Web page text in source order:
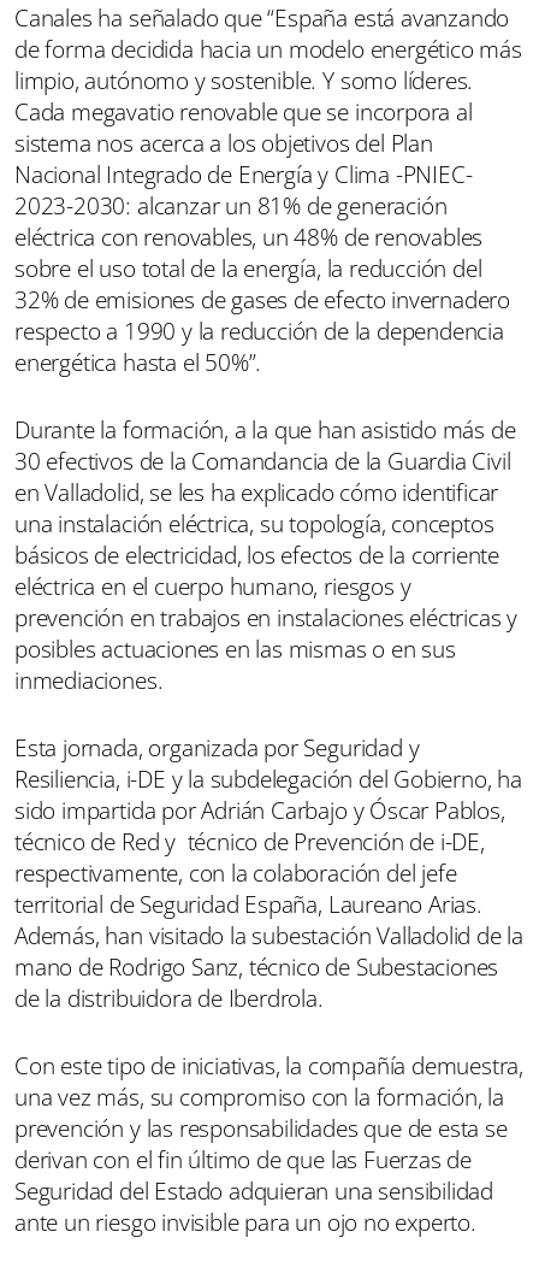
Canales ha señalado que “España está avanzando
de forma decidida hacia un modelo energético más
limpio, autónomo y sostenible. Y somo líderes.
Cada megavatio renovable que se incorpora al
sistema nos acerca a los objetivos del Plan
Nacional Integrado de Energía y Clima -PNIEC-
2023-2030: alcanzar un 81% de generación
eléctrica con renovables, un 48% de renovables
sobre el uso total de la energía, la reducción del
32% de emisiones de gases de efecto invernadero
respecto a 1990 y la reducción de la dependencia
energética hasta el 50%”.
Durante la formación, a la que han asistido más de
30 efectivos de la Comandancia de la Guardia Civil
en Valladolid, se les ha explicado cómo identificar
una instalación eléctrica, su topología, conceptos
básicos de electricidad, los efectos de la corriente
eléctrica en el cuerpo humano, riesgos y
prevención en trabajos en instalaciones eléctricas y
posibles actuaciones en las mismas o en sus
inmediaciones.
Esta jornada, organizada por Seguridad y
Resiliencia, i-DE y la subdelegación del Gobierno, ha
sido impartida por Adrián Carbajo y Óscar Pablos,
técnico de Red y técnico de Prevención de i-DE,
respectivamente, con la colaboración del jefe
territorial de Seguridad España, Laureano Arias.
Además, han visitado la subestación Valladolid de la
mano de Rodrigo Sanz, técnico de Subestaciones
de la distribuidora de Iberdrola.
Con este tipo de iniciativas, la compañía demuestra,
una vez más, su compromiso con la formación, la
prevención y las responsabilidades que de esta se
derivan con el fin último de que las Fuerzas de
Seguridad del Estado adquieran una sensibilidad
ante un riesgo invisible para un ojo no experto.